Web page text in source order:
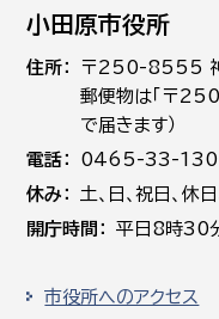
小田原市役所
住所
〒250-8555 神
郵便物は「〒
で届きます）
電話
0465-33-1300
休み
土､日､祝日、休
開庁時間
平日8時30
市役所へのアクセス